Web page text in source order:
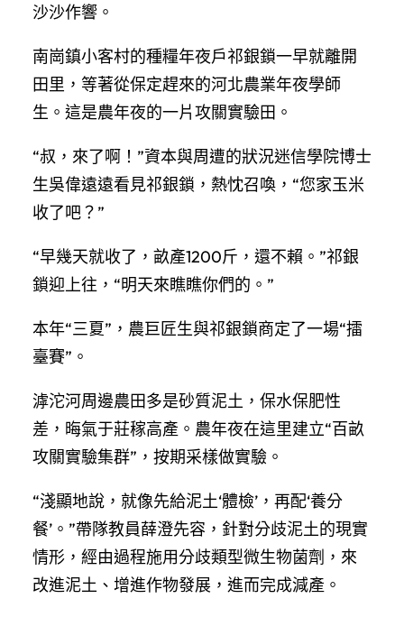
沙沙作響。
南崗鎮小客村的種糧年夜戶祁銀鎖一早就離開
田里，等著從保定趕來的河北農業年夜學師
生。這是農年夜的一片攻關實驗田。
“叔，來了啊！”資本與周遭的狀況迷信學院博士
生吳偉遠遠看見祁銀鎖，熱忱召喚，“您家玉米
收了吧？”
“早幾天就收了，畝產1200斤，還不賴。”祁銀
鎖迎上往，“明天來瞧瞧你們的。”
本年“三夏”，農巨匠生與祁銀鎖商定了一場“擂
臺賽”。
滹沱河周邊農田多是砂質泥土，保水保肥性
差，晦氣于莊稼高產。農年夜在這里建立“百畝
攻關實驗集群”，按期采樣做實驗。
“淺顯地說，就像先給泥土‘體檢’，再配‘養分
餐’。”帶隊教員薛澄先容，針對分歧泥土的現實
情形，經由過程施用分歧類型微生物菌劑，來
改進泥土、增進作物發展，進而完成減產。